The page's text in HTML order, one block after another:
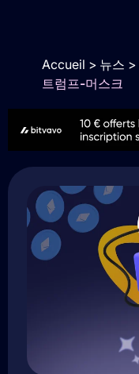
Accueil > 뉴스 >
트럼프-머스크